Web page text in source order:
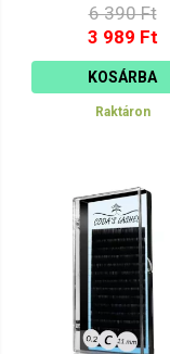
6 390 Ft
3 989 Ft
KOSÁRBA
Raktáron